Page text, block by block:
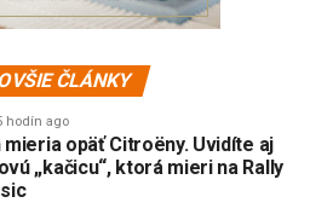
ČLÁNKY
hodín ago
mieria opäť Citroëny. Uvidíte aj
„kačicu“, ktorá mieri na Rally